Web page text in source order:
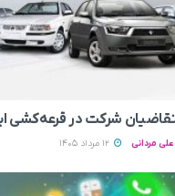
شرکت در قرعه‌کشی
مردانی